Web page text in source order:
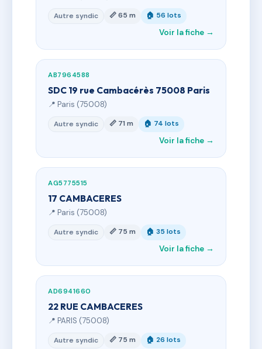
Autre syndic 📏 65 m 🏠 56 lots
Voir la fiche →
AB7964588
SDC 19 rue Cambacérès 75008 Paris
📍 Paris (75008)
Autre syndic 📏 71 m 🏠 74 lots
Voir la fiche →
AG5775515
17 CAMBACERES
📍 Paris (75008)
Autre syndic 📏 75 m 🏠 35 lots
Voir la fiche →
AD6941660
22 RUE CAMBACERES
📍 PARIS (75008)
Autre syndic 📏 75 m 🏠 26 lots